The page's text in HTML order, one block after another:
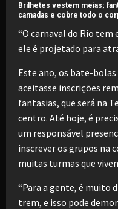
Brilhetes vestem meias;
camadas e cobre todo o
“O carnaval do Rio tem
ele é projetado para
Este ano, os bate-
aceitasse inscrições
fantasias, que será na
centro. Até hoje, é
um responsável
inscrever os grupos na
muitas turmas que
“Para a gente, é muito
trem, e isso pode